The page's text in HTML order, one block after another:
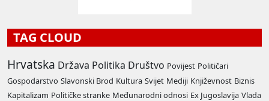
TAG CLOUD
Hrvatska Država Politika Društvo Povijest Političari
Gospodarstvo Slavonski Brod Kultura Svijet Mediji Književnost Biznis
Kapitalizam Političke stranke Međunarodni odnosi Ex Jugoslavija Vlada